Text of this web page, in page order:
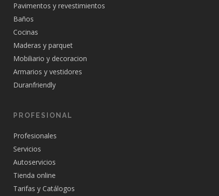
Pavimentos y revestimientos
Baños
Cocinas
Maderas y parquet
Mobiliario y decoracion
Armarios y vestidores
Duranfriendly
PROFESIONAL
Profesionales
Servicios
Autoservicios
Tienda online
Tarifas y Catálogos